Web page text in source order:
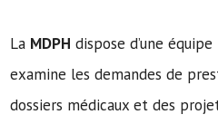
La MDPH dispose d’une
examine les demandes de
dossiers médicaux et des